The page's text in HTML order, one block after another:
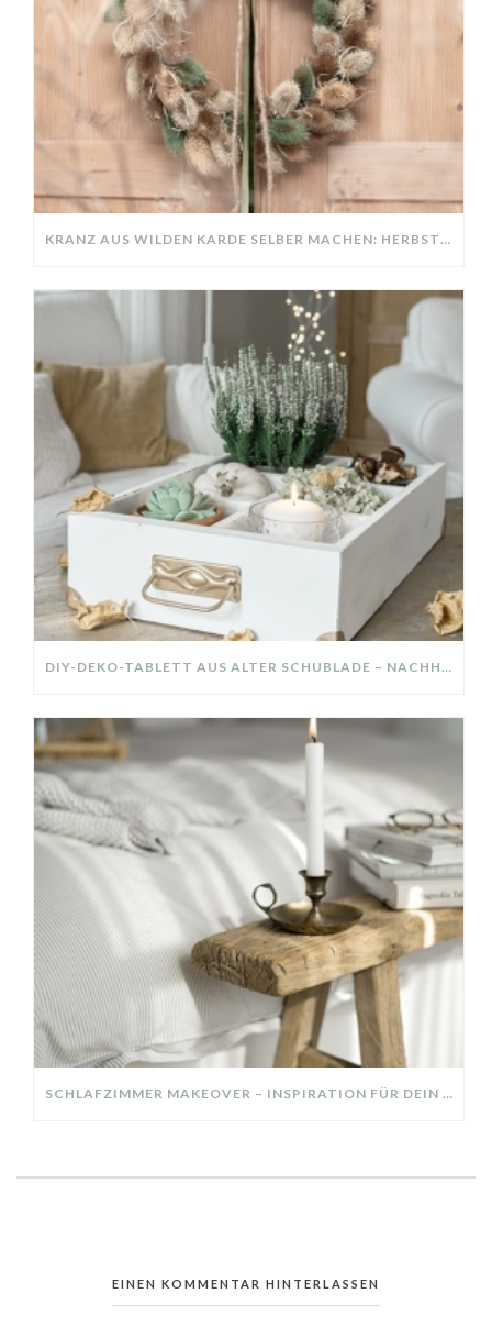
KRANZ AUS WILDEN KARDE SELBER MACHEN: HERBSTDEKO GANZ EINFACH
DIY-DEKO-TABLETT AUS ALTER SCHUBLADE – NACHHALTIGE HERBSTDEKO SELBER MACHEN!
SCHLAFZIMMER MAKEOVER – INSPIRATION FÜR DEIN SCHLAFZIMMER: AUS ALT MACH NEU – HELL, GEMÜTLICH UND EINLADEND
EINEN KOMMENTAR HINTERLASSEN